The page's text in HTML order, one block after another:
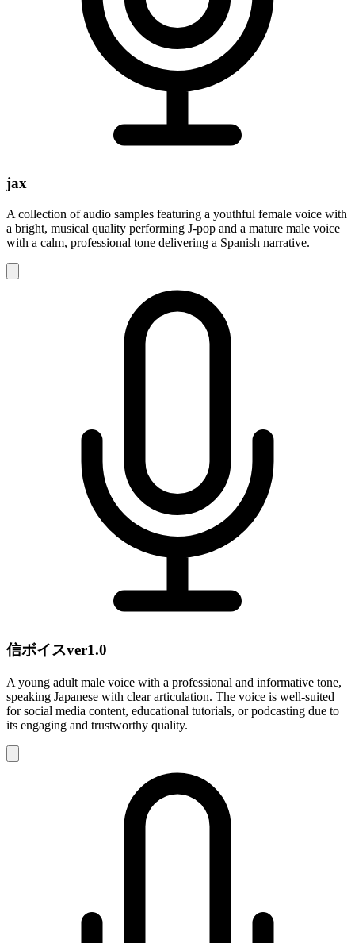
jax
A collection of audio samples featuring a youthful female voice with
a bright, musical quality performing J-pop and a mature male voice
with a calm, professional tone delivering a Spanish narrative.
信ボイスver1.0
A young adult male voice with a professional and informative tone,
speaking Japanese with clear articulation. The voice is well-suited
for social media content, educational tutorials, or podcasting due to
its engaging and trustworthy quality.